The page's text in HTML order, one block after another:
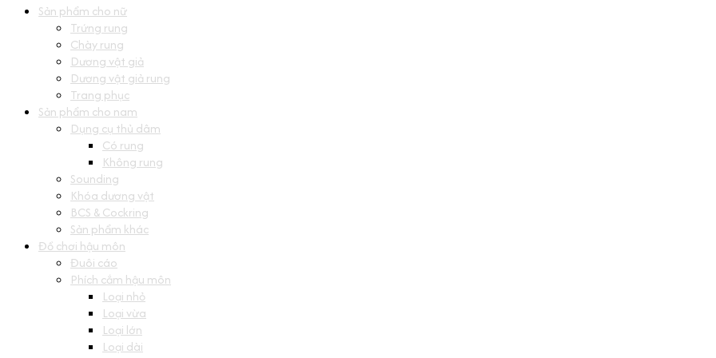
Sản phẩm cho nữ
Trứng rung
Chày rung
Dương vật giả
Dương vật giả rung
Trang phục
Sản phẩm cho nam
Dụng cụ thủ dâm
Có rung
Không rung
Sounding
Khóa dương vật
BCS & Cockring
Sản phẩm khác
Đồ chơi hậu môn
Đuôi cáo
Phích cắm hậu môn
Loại nhỏ
Loại vừa
Loại lớn
Loại dài